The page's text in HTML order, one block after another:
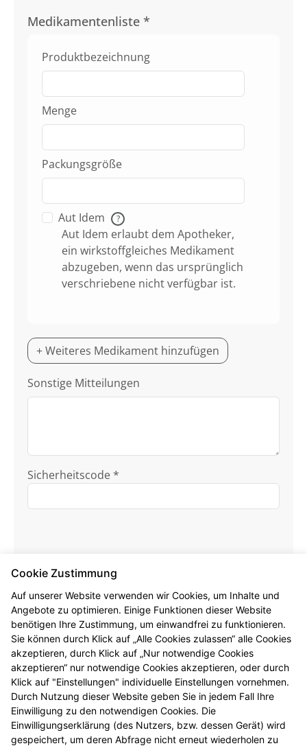
Medikamentenliste *
Produktbezeichnung
Menge
Packungsgröße
Aut Idem ?
Aut Idem erlaubt dem Apotheker,
ein wirkstoffgleiches Medikament
abzugeben, wenn das ursprünglich
verschriebene nicht verfügbar ist.
+ Weiteres Medikament hinzufügen
Sonstige Mitteilungen
Sicherheitscode *
Ich habe dieDatenschutzhinweisezur
Kenntnis genommen.
Formular jetzt absenden
Alle mit * gekennzeichneten Felder sind
Pflichtangaben.
Cookie Zustimmung
Auf unserer Website verwenden wir Cookies, um Inhalte und
Angebote zu optimieren. Einige Funktionen dieser Website
benötigen Ihre Zustimmung, um einwandfrei zu funktionieren.
Sie können durch Klick auf „Alle Cookies zulassen“ alle Cookies
akzeptieren, durch Klick auf „Nur notwendige Cookies
akzeptieren“ nur notwendige Cookies akzeptieren, oder durch
Klick auf "Einstellungen" individuelle Einstellungen vornehmen.
Durch Nutzung dieser Website geben Sie in jedem Fall Ihre
Einwilligung zu den notwendigen Cookies. Die
Einwilligungserklärung (des Nutzers, bzw. dessen Gerät) wird
gespeichert, um deren Abfrage nicht erneut wiederholen zu